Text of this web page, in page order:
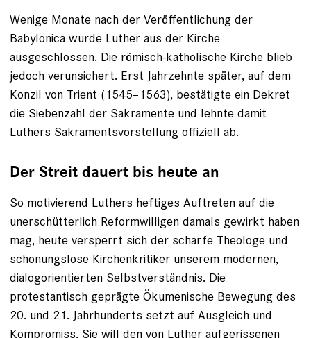
Wenige Monate nach der Veröffent­lichung der
Babylonica wurde Luther aus der ­Kirche
ausgeschlossen. Die römisch-­katholische ­Kirche blieb
jedoch verunsichert. Erst Jahrzehnte später, auf dem
Konzil von Trient (1545–1563), bestätigte ein Dekret
die ­Siebenzahl der Sakramente und lehnte damit
Luthers Sakramentsvorstellung offiziell ab.
Der Streit dauert bis heute an
So motivierend Luthers heftiges Auf­treten auf die
unerschütterlich Reformwilligen damals gewirkt haben
mag, heute versperrt sich der scharfe Theologe und
schonungslose ­Kirchenkritiker unserem modernen,
dialog­orientierten Selbstverständnis. Die
protestantisch geprägte Ökumenische Bewegung des
20. und 21. Jahrhunderts setzt auf Ausgleich und
Kompromiss. Sie will den von Luther aufgerissenen